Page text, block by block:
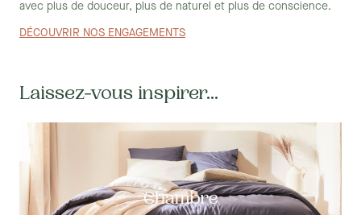
avec plus de douceur, plus de naturel et plus de conscience.
DÉCOUVRIR NOS ENGAGEMENTS
Laissez-vous inspirer...